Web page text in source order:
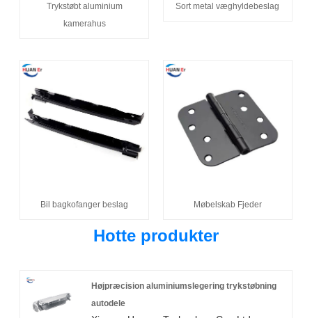
Trykstøbt aluminium
kamerahus
Sort metal væghyldebeslag
Bil bagkofanger beslag Møbelskab Fjeder
Hotte produkter
Højpræcision aluminiumslegering trykstøbning
autodele